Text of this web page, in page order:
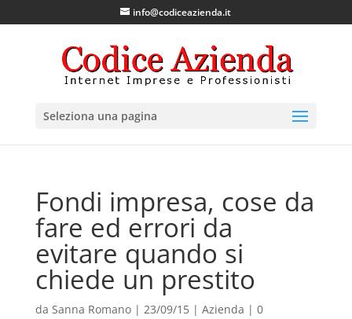
info@codiceazienda.it
Seleziona una pagina
Fondi impresa, cose da
fare ed errori da
evitare quando si
chiede un prestito
da Sanna Romano| 23/09/15| Azienda | 0